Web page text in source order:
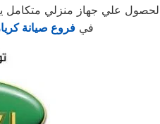
علي جهاز منزلي متكامل
في فروع صيانة